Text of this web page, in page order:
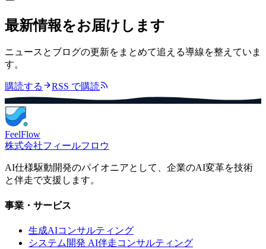
最新情報をお届けします
ニュースとブログの更新をまとめて追える導線を整えていま
す。
購読する RSS で購読
FeelFlow
株式会社フィールフロウ
AI仕様駆動開発のパイオニアとして、企業のAI変革を技術
と伴走で支援します。
事業・サービス
生成AIコンサルティング
システム開発 AI伴走コンサルティング